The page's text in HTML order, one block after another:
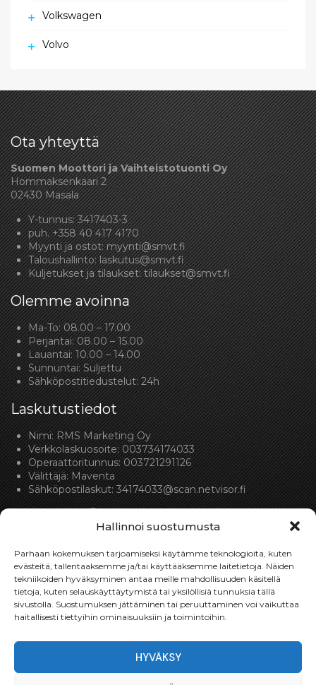
Hallinnoi suostumusta
Parhaan kokemuksen tarjoamiseksi käytämme teknologioita, kuten
evästeitä, tallentaaksemme ja/tai käyttääksemme laitetietoja. Näiden
tekniikoiden hyväksyminen antaa meille mahdollisuuden käsitellä
tietoja, kuten selauskäyttäytymistä tai yksilöllisiä tunnuksia tällä
sivustolla. Suostumuksen jättäminen tai peruuttaminen voi vaikuttaa
haitallisesti tiettyihin ominaisuuksiin ja toimintoihin.
HYVÄKSY
Volkswagen
Volvo
Ota yhteyttä
Suomen Moottori ja Vaihteistotuonti Oy
Hommaksenkaari 2
02430 Masala
Y-tunnus: 3417403-3
puh.+358 40 417 4170
Myynti ja ostot:myynti@smvt.fi
Taloushallinto:laskutus@smvt.fi
Kuljetukset ja tilaukset:tilaukset@smvt.fi
Olemme avoinna
Ma-To: 08.00 – 17.00
Perjantai: 08.00 – 15.00
Lauantai: 10.00 – 14.00
Sunnuntai: Suljettu
Sähköpostitiedustelut: 24h
Laskutustiedot
Nimi: RMS Marketing Oy
Verkkolaskuosoite: 003734174033
Operaattoritunnus: 003721291126
Välittäjä: Maventa
Sähköpostilaskut:34174033@scan.netvisor.fi
Toimitukset
Toimitamme osat perille toimitusperiaatteella siihen
osan toimitettavan.
Toimitusaika on yleensä noin yksi (1) viikko tilauspäivästä.
Toimitus- & takuuehdot